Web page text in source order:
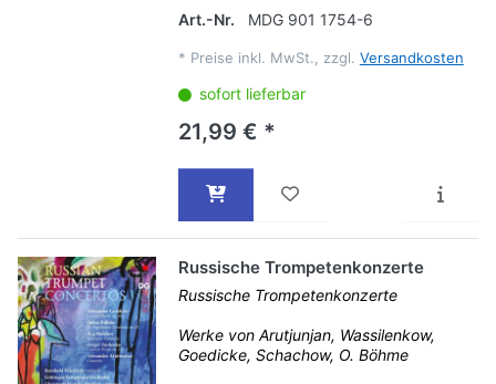
Art.-Nr.
MDG 901 1754-6
* Preise inkl. MwSt., zzgl. Versandkosten
sofort lieferbar
21,99 € *
Russische Trompetenkonzerte
Russische Trompetenkonzerte
Werke von Arutjunjan, Wassilenkow,
Goedicke, Schachow, O. Böhme